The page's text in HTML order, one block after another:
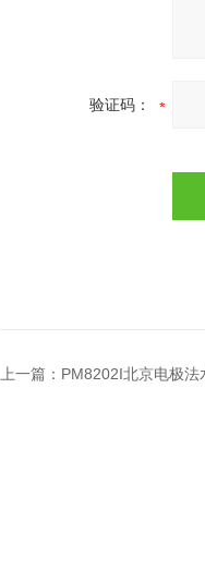
验证码：
上一篇： PM8202I北京电极法